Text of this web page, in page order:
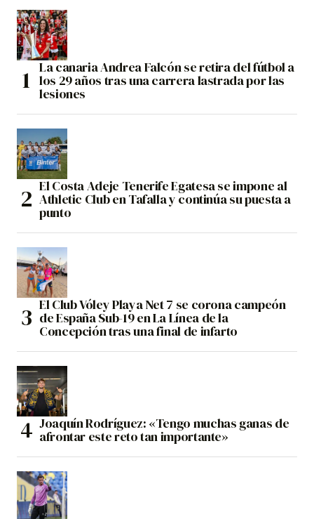
La canaria Andrea Falcón se retira del fútbol a
los 29 años tras una carrera lastrada por las
lesiones
El Costa Adeje Tenerife Egatesa se impone al
Athletic Club en Tafalla y continúa su puesta a
punto
El Club Vóley Playa Net 7 se corona campeón
de España Sub-19 en La Línea de la
Concepción tras una final de infarto
Joaquín Rodríguez: «Tengo muchas ganas de
afrontar este reto tan importante»